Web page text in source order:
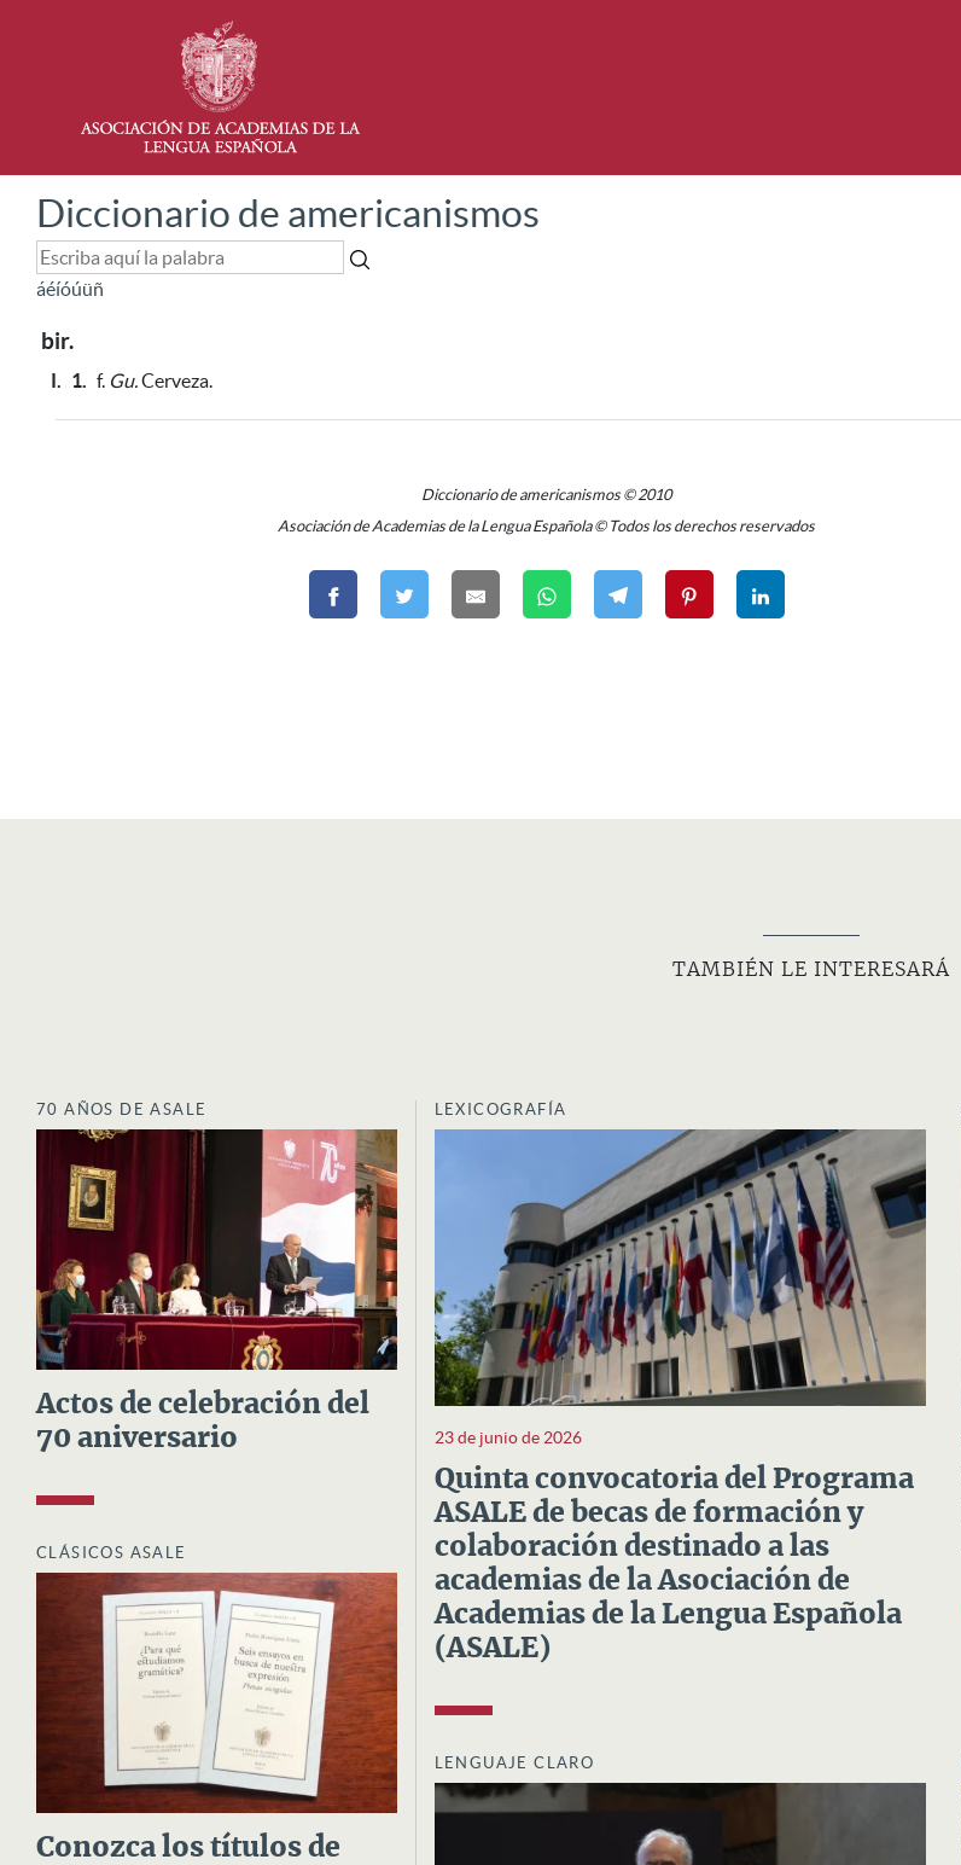
Diccionario de americanismos
áéíóúüñ
bir.
I. 1. f. Gu.Cerveza.
Diccionario de americanismos © 2010
Asociación de Academias de la Lengua Española © Todos los derechos reservados
TAMBIÉN LE INTERESARÁ
70 AÑOS DE ASALE
Actos de celebración del
70 aniversario
CLÁSICOS ASALE
Conozca los títulos de
LEXICOGRAFÍA
23 de junio de 2026
Quinta convocatoria del Programa
ASALE de becas de formación y
colaboración destinado a las
academias de la Asociación de
Academias de la Lengua Española
(ASALE)
LENGUAJE CLARO